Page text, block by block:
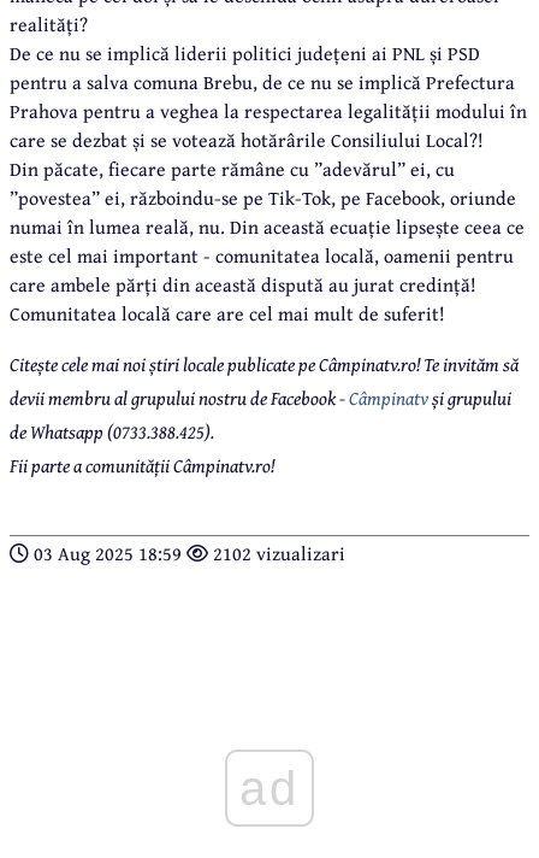
realități?
De ce nu se implică liderii politici județeni ai PNL și PSD
pentru a salva comuna Brebu, de ce nu se implică Prefectura
Prahova pentru a veghea la respectarea legalității modului în
care se dezbat și se votează hotărârile Consiliului Local?!
Din păcate, fiecare parte rămâne cu ”adevărul” ei, cu
”povestea” ei, războindu-se pe Tik-Tok, pe Facebook, oriunde
numai în lumea reală, nu. Din această ecuație lipsește ceea ce
este cel mai important - comunitatea locală, oamenii pentru
care ambele părți din această dispută au jurat credință!
Comunitatea locală care are cel mai mult de suferit!
Citește cele mai noi știri locale publicate pe Câmpinatv.ro! Te invităm să
devii membru al grupului nostru de Facebook -Câmpinatvși grupului
de Whatsapp (0733.388.425).
Fii parte a comunității Câmpinatv.ro!
03 Aug 2025 18:59 2102 vizualizari
ad